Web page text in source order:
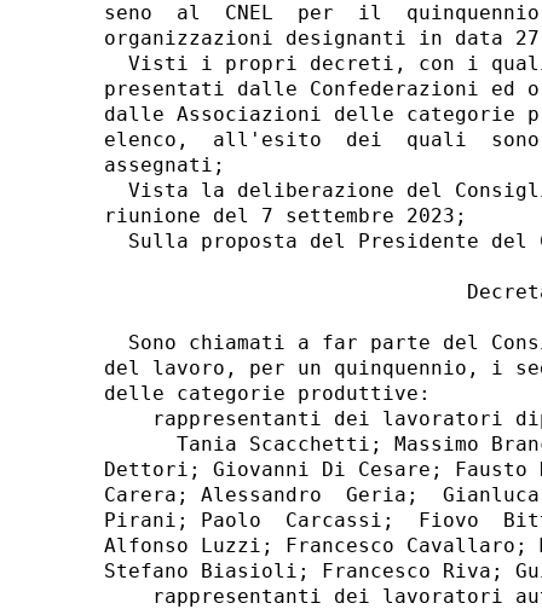
seno  al  CNEL  per  il
organizzazioni designanti in data
Visti i propri decreti, con i
presentati dalle Confederazioni ed
dalle Associazioni delle categorie
elenco,  all'esito  dei  quali
assegnati;
Vista la deliberazione del
riunione del 7 settembre 2023;
Sulla proposta del Presidente
Sono chiamati a far parte del
del lavoro, per un quinquennio, i
delle categorie produttive:
rappresentanti dei lavoratori
Tania Scacchetti; Massimo
Dettori; Giovanni Di Cesare;
Carera; Alessandro  Geria;
Pirani; Paolo  Carcassi;  Fiovo
Alfonso Luzzi; Francesco
Stefano Biasioli; Francesco Riva;
rappresentanti dei lavoratori